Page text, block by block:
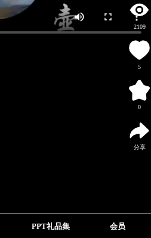
2109
5
0
分享
PPT礼品集 会员